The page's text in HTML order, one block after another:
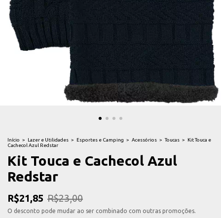
Início > Lazer e Utilidades > Esportes e Camping > Acessórios > Toucas >
Kit Touca e
Cachecol Azul Redstar
Kit Touca e Cachecol Azul
Redstar
R$21,85 R$23,00
O desconto pode mudar ao ser combinado com outras promoções.